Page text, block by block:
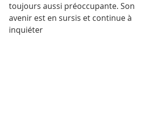
toujours aussi préoccupante. Son
avenir est en sursis et continue à
inquiéter